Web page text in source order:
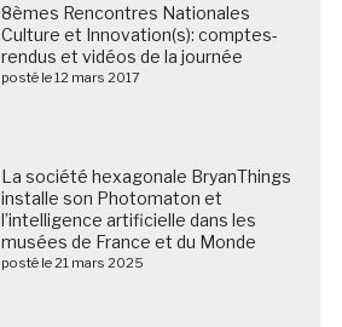
8èmes Rencontres Nationales
Culture et Innovation(s): comptes-
rendus et vidéos de la journée
posté le 12 mars 2017
La société hexagonale BryanThings
installe son Photomaton et
l’intelligence artificielle dans les
musées de France et du Monde
posté le 21 mars 2025